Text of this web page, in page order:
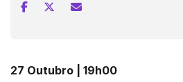
27 Outubro | 19h00